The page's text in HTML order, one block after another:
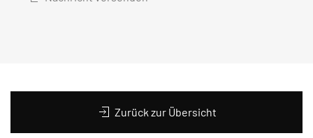
Zurück zur Übersicht